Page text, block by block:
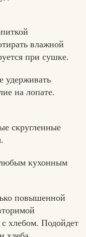
влажной
при сушке.
удерживать
на лопате.
скругленные
кухонным
повышенной
хлебом. Подойдет